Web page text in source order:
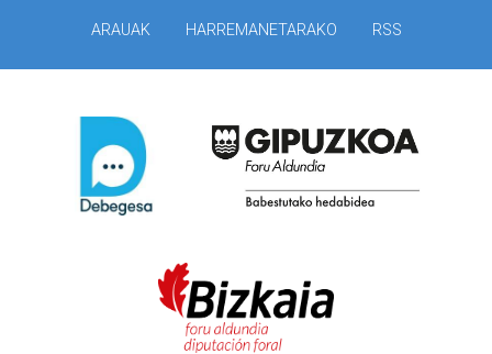
ARAUAK HARREMANETARAKO RSS